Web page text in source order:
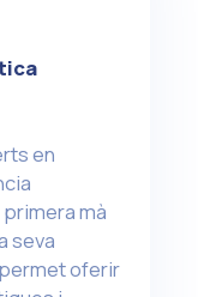
en
mà
seva
oferir